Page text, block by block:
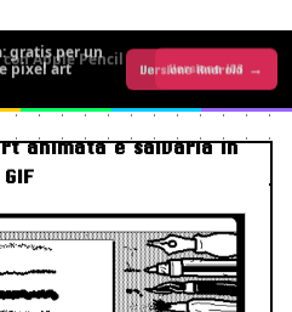
gratis per un
pixel art
Versione Android →
Versione iOS →
animata e salvarla in
GIF